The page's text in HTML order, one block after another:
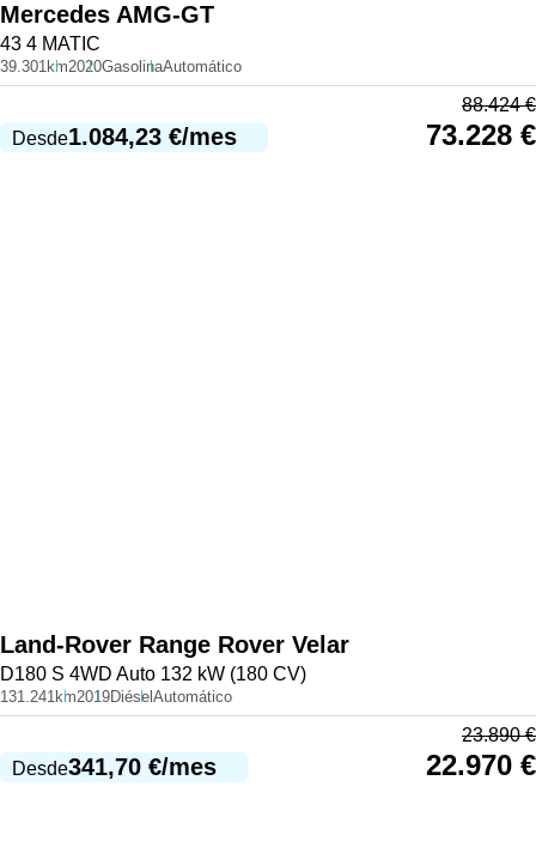
Mercedes AMG-GT
43 4 MATIC
39.301km2020GasolinaAutomático
Desde1.084,23 €/mes
88.424€
73.228 €
Land-Rover Range Rover Velar
D180 S 4WD Auto 132 kW (180 CV)
131.241km2019Diésel Automático
Desde341,70 €/mes
23.890€
22.970 €